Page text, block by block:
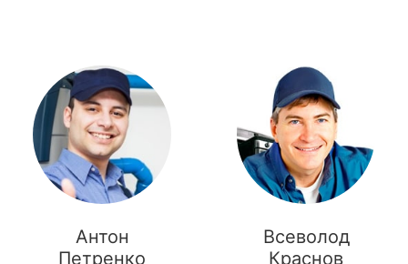
Антон
Петренко
Всеволод
Краснов